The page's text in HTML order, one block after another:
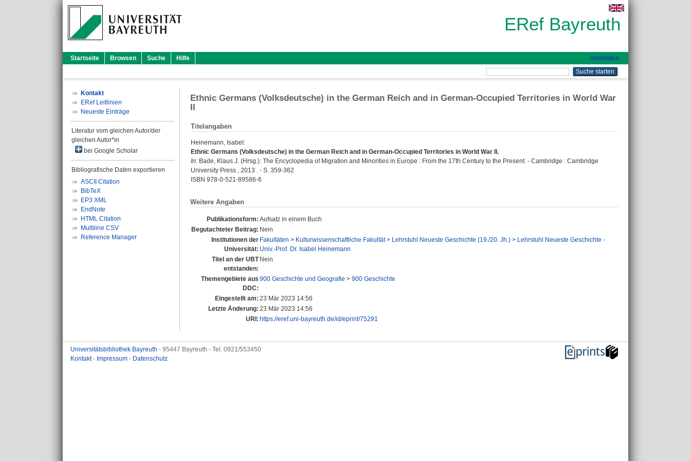
ERef Bayreuth
Startseite Browsen Suche Hilfe Anmelden
Kontakt
ERef Leitlinien
Neueste Einträge
Literatur vom gleichen Autor/der
gleichen Autor*in
bei Google Scholar
Bibliografische Daten exportieren
ASCII Citation
BibTeX
EP3 XML
EndNote
HTML Citation
Multiline CSV
Reference Manager
Ethnic Germans (Volksdeutsche) in the German Reich and in German-Occupied Territories in World War
II
Titelangaben
Heinemann, Isabel :
Ethnic Germans (Volksdeutsche) in the German Reich and in German-Occupied Territories in World War II.
In: Bade, Klaus J. (Hrsg.): The Encyclopedia of Migration and Minorities in Europe : From the 17th Century to the Present. - Cambridge : Cambridge
University Press , 2013 . - S. 359-362
ISBN 978-0-521-89586-6
Weitere Angaben
Publikationsform: Aufsatz in einem Buch
Begutachteter Beitrag: Nein
Institutionen der
Universität:
Fakultäten > Kulturwissenschaftliche Fakultät> Lehrstuhl Neueste Geschichte (19./20. Jh.) > Lehrstuhl Neueste Geschichte -
Univ.-Prof. Dr. Isabel Heinemann
Titel an der UBT
entstanden:
Nein
Themengebiete aus
DDC:
900 Geschichte und Geografie > 900 Geschichte
Eingestellt am: 23 Mär 2023 14:56
Letzte Änderung: 23 Mär 2023 14:56
URI: https://eref.uni-bayreuth.de/id/eprint/75291
Universitätsbibliothek Bayreuth - 95447 Bayreuth - Tel. 0921/553450
Kontakt- Impressum - Datenschutz